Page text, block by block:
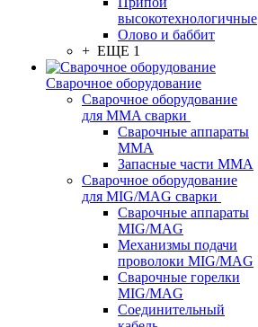
высокотехнологичные
Олово и баббит
+ ЕЩЕ 1
Сварочное оборудование
Сварочное оборудование
для MMA сварки
Сварочные аппараты
MMA
Запасные части MMA
Сварочное оборудование
для MIG/MAG сварки
Сварочные аппараты
MIG/MAG
Механизмы подачи
проволоки MIG/MAG
Сварочные горелки
MIG/MAG
Соединительный